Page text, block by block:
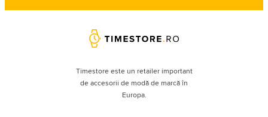
Timestore este un retailer important
de accesorii de modă de marcă în
Europa.